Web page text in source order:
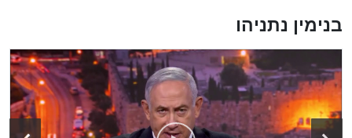
בנימין נתניהו